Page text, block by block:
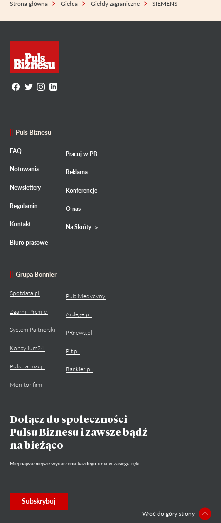
Strona główna Giełda Giełdy zagraniczne SIEMENS
Puls Biznesu
FAQ
Notowania
Newslettery
Regulamin
Kontakt
Biuro prasowe
Pracuj w PB
Reklama
Konferencje
O nas
Na Skróty
Grupa Bonnier
Spotdata.pl
Zgarnij Premię
System Partnerski
Konsylium24
Puls Farmacji
Monitor firm
Puls Medycyny
Arslege.pl
PRnews.pl
Pit.pl
Bankier.pl
Dołącz do społeczności
Pulsu Biznesu i zawsze bądź
na bieżąco
Miej najważniejsze wydarzenia każdego dnia w zasięgu ręki.
Subskrybuj
Wróć do góry strony